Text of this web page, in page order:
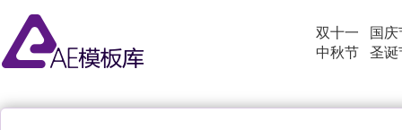
双十一
中秋节
国庆
圣诞